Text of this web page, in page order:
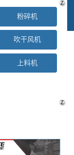
粉碎机
吹干风机
上料机